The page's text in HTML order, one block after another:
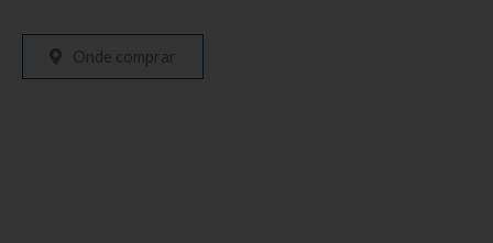
Onde comprar